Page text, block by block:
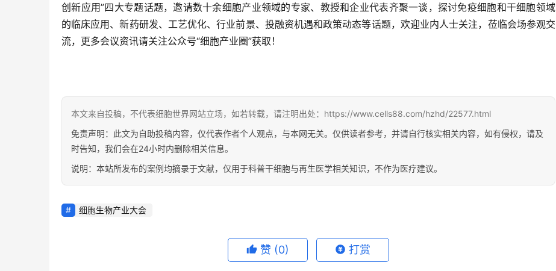
创新应用”四大专题话题，邀请数十余细胞产业领域的专家、教授和企业代表齐聚一谈，探讨免疫细胞和干细胞领域
的临床应用、新药研发、工艺优化、行业前景、投融资机遇和政策动态等话题，欢迎业内人士关注，莅临会场参观交
流，更多会议资讯请关注公众号“细胞产业圈”获取！
本文来自投稿，不代表细胞世界网站立场，如若转载，请注明出处：https://www.cells88.com/hzhd/22577.html
免责声明：此文为自助投稿内容，仅代表作者个人观点，与本网无关。仅供读者参考，并请自行核实相关内容，如有侵权，请及
时告知，我们会在24小时内删除相关信息。
说明：本站所发布的案例均摘录于文献，仅用于科普干细胞与再生医学相关知识，不作为医疗建议。
细胞生物产业大会
赞 (0) 打赏